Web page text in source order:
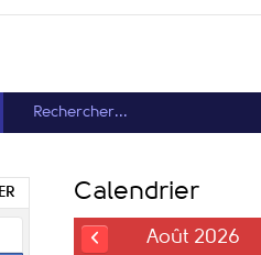
Calendrier
Août 2026